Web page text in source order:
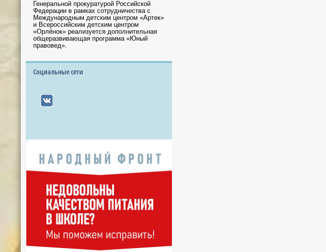
Генеральной прокуратурой Российской
Федерации в рамках сотрудничества с
Международным детским центром «Артек»
и Всероссийским детским центром
«Орлёнок» реализуется дополнительная
общеразвивающая программа «Юный
правовед».
Социальные сети